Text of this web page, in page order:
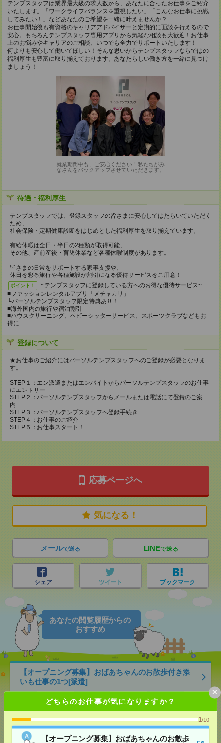
どちらのお仕事が気になりますか？
1/10
【オープニング募集】おばあちゃんのお散歩
×
テンプスタッフは業界最大級の求人数から、あなたに合ったお仕事をご紹介
いたします。「ワークライフバランスを重視したい」「こんなお仕事に挑戦
してみたい！」などあなたのご希望を一緒に叶えませんか？
お仕事開始後も有資格のキャリアアドバイザーと定期的に面談を行えるので
安心。もちろんテンプスタッフ専用アプリから気軽な相談も大歓迎！お仕事
上のお悩みやキャリアのご相談、いつでも全力でサポートいたします！
何よりも安心して働いてほしい！そんな思いからテンプスタッフならではの
福利厚生も豊富に取り揃えております。あなたらしい働き方を一緒に見つけ
ましょう！
就業期間中も、ご安心ください！私たちがみ
なさんをバックアップさせていただきます。
待遇・福利厚生
テンプスタッフでは、登録スタッフの皆さまに安心してはたらいていただく
ため、
社会保険・定期健康診断をはじめとした福利厚生を取り揃えています。
有給休暇は全日・半日の2種類が取得可能、
その他、産前産後・育児休業など各種休暇制度があります。
皆さまの日常をサポートする家事支援や、
休日を彩る旅行や各種施設が割引になる優待サービスをご用意！
ポイント！
~テンプスタッフに登録している方へのお得な優待サービス~
■ファッションレンタルアプリ「メチャカリ」
└パーソルテンプスタッフ限定特典あり！
■海外国内の旅行や宿泊割引
■ハウスクリーニング、ベビーシッターサービス、スポーツクラブなどもお
得に
登録について
★お仕事のご紹介にはパーソルテンプスタッフへのご登録が必要となりま
す。
STEP１：エン派遣またはエンバイトからパーソルテンプスタッフのお仕事
にエントリー
STEP２：パーソルテンプスタッフからメールまたは電話にて登録のご案
内
STEP３：パーソルテンプスタッフへ登録手続き
STEP４：お仕事のご紹介
STEP５：お仕事スタート！
応募ページへ
気になる！
メールで送る LINEで送る
シェア ツイート ブックマーク
あなたの閲覧履歴からの
おすすめ
【オープニング募集】おばあちゃんのお散歩付き添
いも仕事の1つ[派遣]
無資格未経験：時給1400円～ ■週払い
[交通費]交通費全額支給
[勤務地]立川駅/立川北駅/立川南駅/…
気になる！